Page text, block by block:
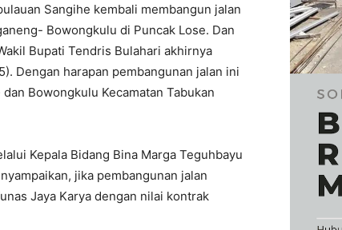
Sangihe kembali membangun jalan
Bowongkulu di Puncak Lose. Dan
Bupati Tendris Bulahari akhirnya
Dengan harapan pembangunan jalan ini
Bowongkulu Kecamatan Tabukan
Kepala Bidang Bina Marga Teguhbayu
jika pembangunan jalan
Jaya Karya dengan nilai kontrak